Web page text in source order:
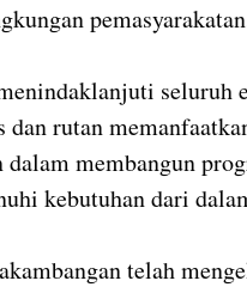
seluruh
dan rutan
membangun
kebutuhan dari
telah